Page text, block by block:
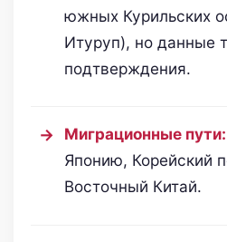
южных Курильских
Итуруп), но данные
подтверждения.
Миграционные пути:
Японию, Корейский
Восточный Китай.